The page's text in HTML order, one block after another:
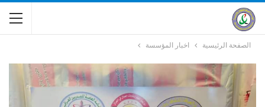
الصفحة الرئيسية اخبار المؤسسة